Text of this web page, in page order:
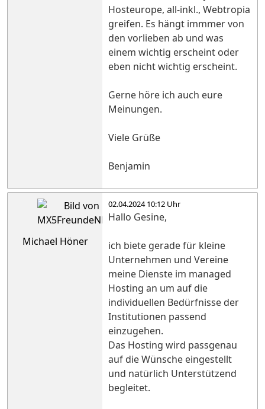
Hosteurope, all-inkl., Webtropia
greifen. Es hängt immmer von
den vorlieben ab und was
einem wichtig erscheint oder
eben nicht wichtig erscheint.
Gerne höre ich auch eure
Meinungen.
Viele Grüße
Benjamin
Michael Höner
02.04.2024 10:12 Uhr
Hallo Gesine,
ich biete gerade für kleine
Unternehmen und Vereine
meine Dienste im managed
Hosting an um auf die
individuellen Bedürfnisse der
Institutionen passend
einzugehen.
Das Hosting wird passgenau
auf die Wünsche eingestellt
und natürlich Unterstützend
begleitet.